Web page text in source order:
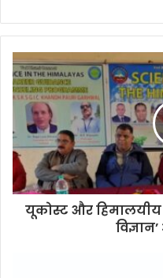
यूकोस्ट और हिमालयीय